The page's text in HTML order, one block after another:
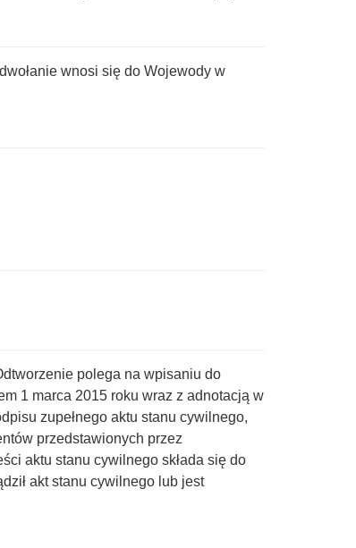
wnosi się do Wojewody w
polega na wpisaniu do
1 marca 2015 roku wraz z adnotacją w
zupełnego aktu stanu cywilnego,
przedstawionych przez
aktu stanu cywilnego składa się do
akt stanu cywilnego lub jest